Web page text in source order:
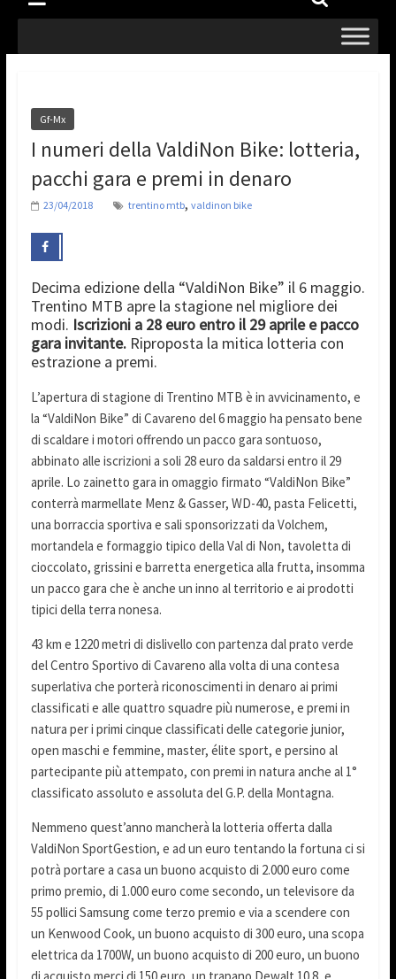
Gf-Mx
I numeri della ValdiNon Bike: lotteria,
pacchi gara e premi in denaro
23/04/2018 trentino mtb, valdinon bike
Decima edizione della “ValdiNon Bike” il 6 maggio.
Trentino MTB apre la stagione nel migliore dei
modi. Iscrizioni a 28 euro entro il 29 aprile e pacco
gara invitante. Riproposta la mitica lotteria con
estrazione a premi.
L’apertura di stagione di Trentino MTB è in avvicinamento, e
la “ValdiNon Bike” di Cavareno del 6 maggio ha pensato bene
di scaldare i motori offrendo un pacco gara sontuoso,
abbinato alle iscrizioni a soli 28 euro da saldarsi entro il 29
aprile. Lo zainetto gara in omaggio firmato “ValdiNon Bike”
conterrà marmellate Menz & Gasser, WD-40, pasta Felicetti,
una borraccia sportiva e sali sponsorizzati da Volchem,
mortandela e formaggio tipico della Val di Non, tavoletta di
cioccolato, grissini e barretta energetica alla frutta, insomma
un pacco gara che è anche un inno al territorio e ai prodotti
tipici della terra nonesa.
43 km e 1220 metri di dislivello con partenza dal prato verde
del Centro Sportivo di Cavareno alla volta di una contesa
superlativa che porterà riconoscimenti in denaro ai primi
classificati e alle quattro squadre più numerose, e premi in
natura per i primi cinque classificati delle categorie junior,
open maschi e femmine, master, élite sport, e persino al
partecipante più attempato, con premi in natura anche al 1°
classificato assoluto e assoluta del G.P. della Montagna.
Nemmeno quest’anno mancherà la lotteria offerta dalla
ValdiNon SportGestion, e ad un euro tentando la fortuna ci si
potrà portare a casa un buono acquisto di 2.000 euro come
primo premio, di 1.000 euro come secondo, un televisore da
55 pollici Samsung come terzo premio e via a scendere con
un Kenwood Cook, un buono acquisto di 300 euro, una scopa
elettrica da 1700W, un buono acquisto di 200 euro, un buono